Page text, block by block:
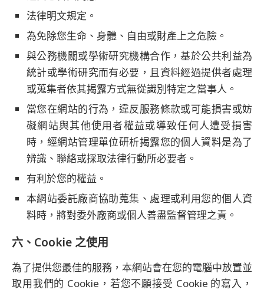
法律明文規定。
為免除您生命、身體、自由或財產上之危險。
與公務機關或學術研究機構合作，基於公共利益為
統計或學術研究而有必要，且資料經過提供者處理
或蒐集者依其揭露方式無從識別特定之當事人。
當您在網站的行為，違反服務條款或可能損害或妨
礙網站與其他使用者權益或導致任何人遭受損害
時，經網站管理單位研析揭露您的個人資料是為了
辨識、聯絡或採取法律行動所必要者。
有利於您的權益。
本網站委託廠商協助蒐集、處理或利用您的個人資
料時，將對委外廠商或個人善盡監督管理之責。
六、Cookie 之使用
為了提供您最佳的服務，本網站會在您的電腦中放置並
取用我們的 Cookie，若您不願接受 Cookie 的寫入，